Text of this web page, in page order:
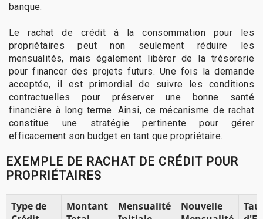
banque.
Le rachat de crédit à la consommation pour les
propriétaires peut non seulement réduire les
mensualités, mais également libérer de la trésorerie
pour financer des projets futurs. Une fois la demande
acceptée, il est primordial de suivre les conditions
contractuelles pour préserver une bonne santé
financière à long terme. Ainsi, ce mécanisme de rachat
constitue une stratégie pertinente pour gérer
efficacement son budget en tant que propriétaire.
EXEMPLE DE RACHAT DE CRÉDIT POUR
PROPRIÉTAIRES
Type de
Montant
Mensualité
Nouvelle